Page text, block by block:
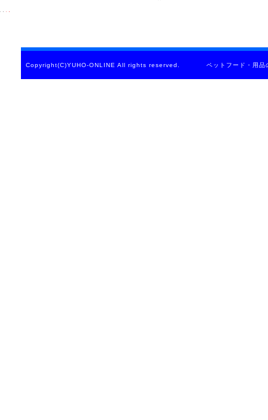
Copyright(C)YUHO-ONLINE All rights reserved. ペットフード・用品